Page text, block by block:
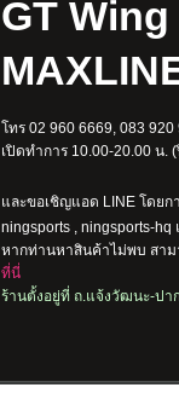
GT
โทร 02 960 6669, 083
เปิดทำการ 10.00-20.00 น.
และขอเชิญแอด LINE โดย
ningsports , ningsports-
หากท่านหาสินค้าไม่พบ สาม
ที่นี่
ร้านตั้งอยู่ที่ ถ.แจ้งวัฒนะ-ปา